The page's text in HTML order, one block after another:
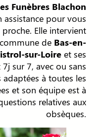
Funèbres Blachon
pour vous
Elle intervient
de Bas-en-
sur-Loire et ses
sur 7, avec ou sans
à toutes les
et son équipe est à
relatives aux
obsèques.